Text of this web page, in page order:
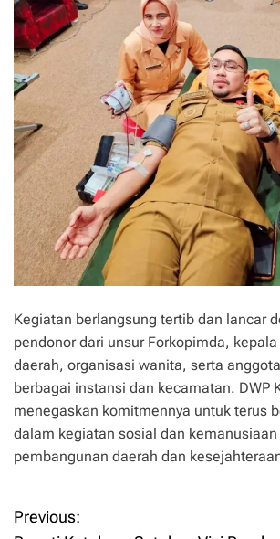
Kegiatan berlangsung tertib dan lancar
pendonor dari unsur Forkopimda,
daerah, organisasi wanita, serta
berbagai instansi dan kecamatan. DWP
menegaskan komitmennya untuk terus
dalam kegiatan sosial dan
pembangunan daerah dan
P
Previous: